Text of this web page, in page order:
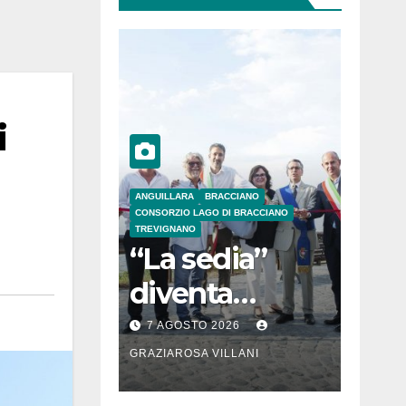
ANGUILLARA
BRACCIANO
CONSORZIO LAGO DI BRACCIANO
TREVIGNANO
“La sedia”
diventa
Belvedere sul
lago di
Bracciano: ieri
7 AGOSTO 2026
GRAZIAROSA VILLANI